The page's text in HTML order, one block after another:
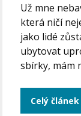
Už mne
která ničí
jako lidé
ubytovat
sbírky, mám
Celý článek